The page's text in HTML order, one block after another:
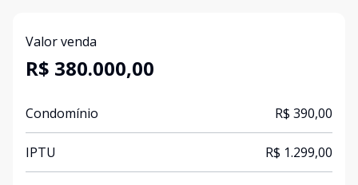
Valor venda
R$ 380.000,00
Condomínio R$ 390,00
IPTU R$ 1.299,00